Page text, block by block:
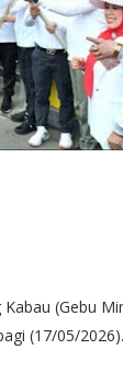
(Gebu
(17/05/